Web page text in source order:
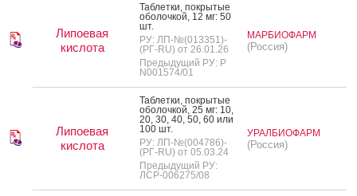
Липоевая
кислота
Таб­летки, пок­ры­тые
обо­лоч­кой, 12 мг: 50
шт.
РУ: ЛП-№(013351)-
(РГ-RU) от 26.01.26
Предыдущий РУ: Р
N001574/01
МАРБИОФАРМ
(Россия)
Липоевая
кислота
Таб­летки, пок­ры­тые
обо­лоч­кой, 25 мг: 10,
20, 30, 40, 50, 60 или
100 шт.
РУ: ЛП-№(004786)-
(РГ-RU) от 05.03.24
Предыдущий РУ:
ЛСР-006275/08
УРАЛБИОФАРМ
(Россия)